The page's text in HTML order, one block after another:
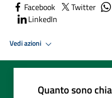
Facebook Twitter
LinkedIn
Vedi azioni
Quanto sono